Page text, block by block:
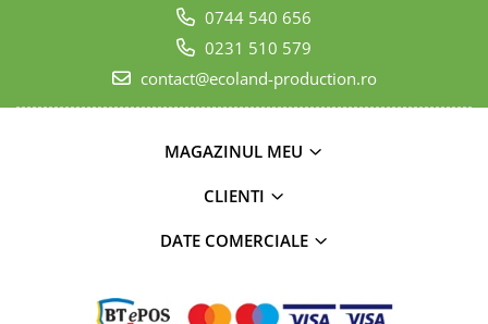
0744 540 656
0231 510 579
contact@ecoland-production.ro
MAGAZINUL MEU
CLIENTI
DATE COMERCIALE